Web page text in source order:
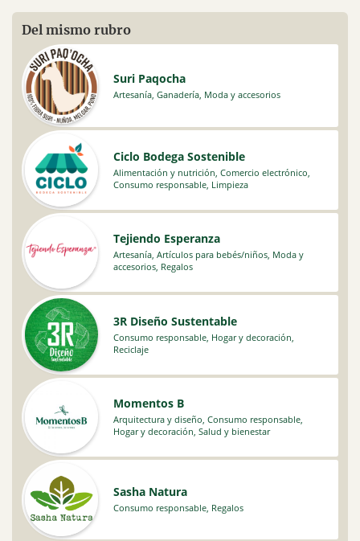
Del mismo rubro
Suri Paqocha
Artesanía, Ganadería, Moda y accesorios
Ciclo Bodega Sostenible
Alimentación y nutrición Comercio electrónico
Consumo responsable, Limpieza
Tejiendo Esperanza
Artesanía, Artículos para bebés/niños, Moda y
accesorios, Regalos
3R Diseño Sustentable
Consumo responsable, Hogar y decoración
Reciclaje
Momentos B
Arquitectura y diseño, Consumo responsable,
Hogar y decoración, Salud y bienestar
Sasha Natura
Consumo responsable, Regalos